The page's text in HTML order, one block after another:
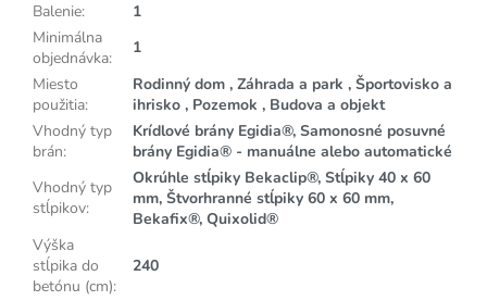
Balenie:
1
Minimálna
objednávka:
1
Miesto
použitia:
Rodinný dom , Záhrada a park , Športovisko a
ihrisko , Pozemok , Budova a objekt
Vhodný typ
brán:
Krídlové brány Egidia®, Samonosné posuvné
brány Egidia® - manuálne alebo automatické
Vhodný typ
stĺpikov:
Okrúhle stĺpiky Bekaclip®, Stĺpiky 40 x 60
mm, Štvorhranné stĺpiky 60 x 60 mm,
Bekafix®, Quixolid®
Výška
stĺpika do
betónu (cm):
240